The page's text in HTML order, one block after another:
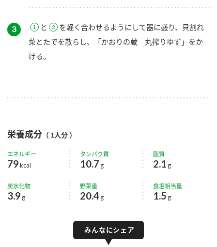
３ と
を軽く合わせるようにして器に盛り、貝割れ
菜とたでを散らし、「かおりの蔵 丸搾りゆず」をか
ける。
栄養成分 （ 1人分 ）
エネルギー
79kcal
タンパク質
10.7 g
脂質
2.1 g
炭水化物
3.9 g
野菜量
20.4 g
食塩相当量
1.5 g